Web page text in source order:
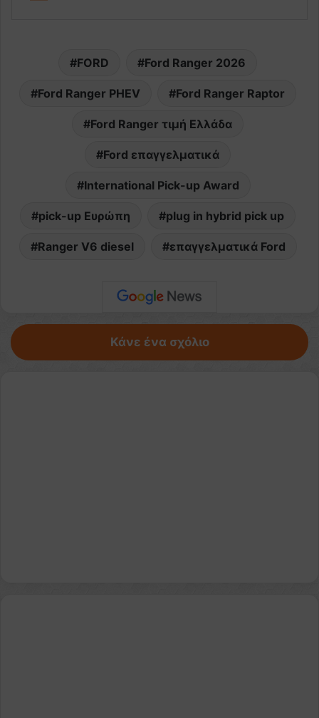
FORD Ford Ranger 2026
Ford Ranger PHEV Ford Ranger Raptor
Ford Ranger τιμή Ελλάδα
Ford επαγγελματικά
International Pick-up Award
pick-up Ευρώπη plug in hybrid pick up
Ranger V6 diesel επαγγελματικά Ford
Κάνε ένα σχόλιο